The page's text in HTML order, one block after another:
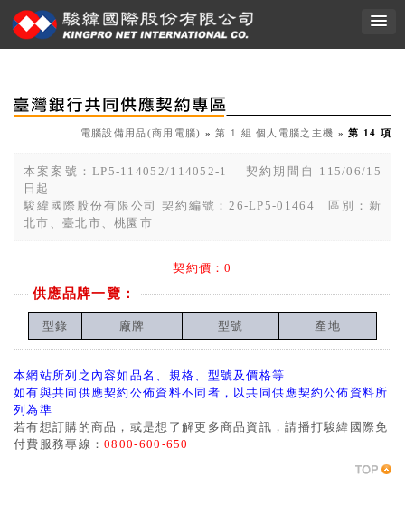
電腦設備用品(商用電腦) »第 1 組 個人電腦之主機 »第 14 項
本案案號：LP5-114052/114052-1 契約期間自 115/06/15
日起
駿緯國際股份有限公司 契約編號：26-LP5-01464 區別：新
北市、臺北市、桃園市
契約價：0
供應品牌一覽：
型錄 廠牌 型號 產地
本網站所列之內容如品名、規格、型號及價格等
如有與共同供應契約公佈資料不同者，以共同供應契約公佈資料所
列為準
若有想訂購的商品，或是想了解更多商品資訊，請播打駿緯國際免
付費服務專線：0800-600-650